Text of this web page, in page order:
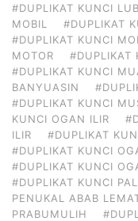
#DUPLIKAT KUNCI
MOBIL
#DUPLIKAT
#DUPLIKAT KUNCI
MOTOR
#DUPLIKAT
#DUPLIKAT KUNCI
BANYUASIN
#DUPLIKAT KUNCI
KUNCI OGAN ILIR
ILIR
#DUPLIKAT
#DUPLIKAT KUNCI
#DUPLIKAT KUNCI
#DUPLIKAT KUNCI
PENUKAL ABAB
PRABUMULIH